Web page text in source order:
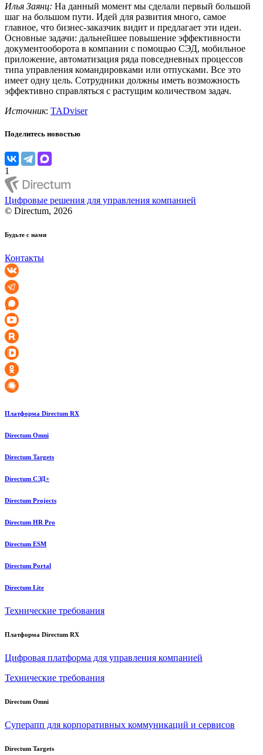
Илья Заянц: На данный момент мы сделали первый большой
шаг на большом пути. Идей для развития много, самое
главное, что бизнес-заказчик видит и предлагает эти идеи.
Основные задачи: дальнейшее повышение эффективности
документооборота в компании с помощью СЭД, мобильное
приложение, автоматизация ряда повседневных процессов
типа управления командировками или отпусками. Все это
имеет одну цель. Сотрудники должны иметь возможность
эффективно справляться с растущим количеством задач.
Источник: TADviser
Поделитесь новостью
1
Цифровые решения для управления компанией
© Directum, 2026
Будьте с нами
Контакты
Платформа Directum RX
Directum Omni
Directum Targets
Directum СЭД+
Directum Projects
Directum HR Pro
Directum ESM
Directum Portal
Directum Lite
Технические требования
Платформа Directum RX
Цифровая платформа для управления компанией
Технические требования
Directum Omni
Суперапп для корпоративных коммуникаций и сервисов
Directum Targets